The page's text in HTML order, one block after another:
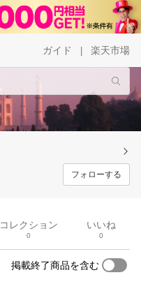
ガイド 楽天市場
フォローする
コレクション
0
いいね
0
掲載終了商品を含む